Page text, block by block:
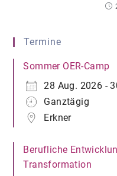
Termine
Sommer OER-Camp
28 Aug. 2026 -
Ganztägig
Erkner
Berufliche
Transformation